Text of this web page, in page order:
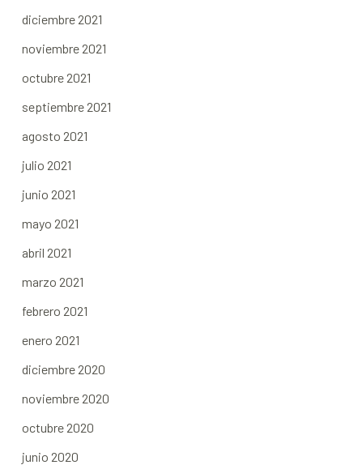
diciembre 2021
noviembre 2021
octubre 2021
septiembre 2021
agosto 2021
julio 2021
junio 2021
mayo 2021
abril 2021
marzo 2021
febrero 2021
enero 2021
diciembre 2020
noviembre 2020
octubre 2020
junio 2020